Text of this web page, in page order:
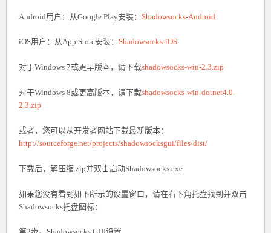
Android用户：从Google Play安装： Shadowsocks-Android
iOS用户：从App Store安装： Shadowsocks-iOS
对于Windows 7或更早版本，请下载shadowsocks-win-2.3.zip
对于Windows 8或更高版本，请下载shadowsocks-win-dotnet4.0-
2.3.zip
或者，您可以从开发者网站下载最新版本：
http://sourceforge.net/projects/shadowsocksgui/files/dist/
下载后，解压缩.zip并双击启动Shadowsocks.exe
如果您没有看到如下所示的设置窗口，请在右下角托盘找到并双击
Shadowsocks托盘图标：